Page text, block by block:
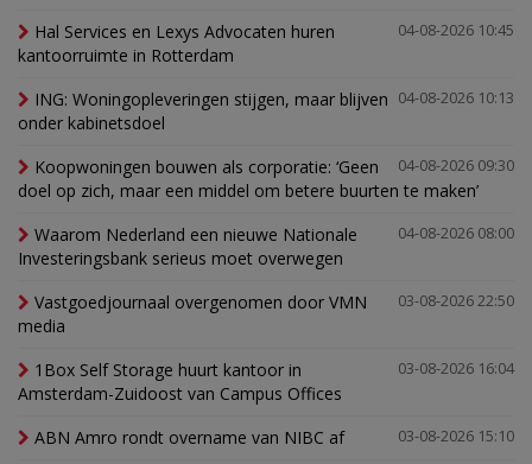
04-08-2026 10:45
Hal Services en Lexys Advocaten huren
kantoorruimte in Rotterdam
04-08-2026 10:13
ING: Woningopleveringen stijgen, maar blijven
onder kabinetsdoel
04-08-2026 09:30
Koopwoningen bouwen als corporatie: ‘Geen
doel op zich, maar een middel om betere buurten te maken’
04-08-2026 08:00
Waarom Nederland een nieuwe Nationale
Investeringsbank serieus moet overwegen
03-08-2026 22:50
Vastgoedjournaal overgenomen door VMN
media
03-08-2026 16:04
1Box Self Storage huurt kantoor in
Amsterdam-Zuidoost van Campus Offices
03-08-2026 15:10
ABN Amro rondt overname van NIBC af